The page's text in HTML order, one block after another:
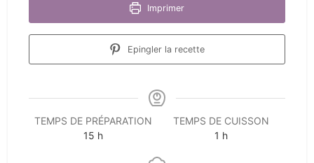
Imprimer
Epingler la recette
TEMPS DE PRÉPARATION
15heures
h
TEMPS DE CUISSON
1 heure
h